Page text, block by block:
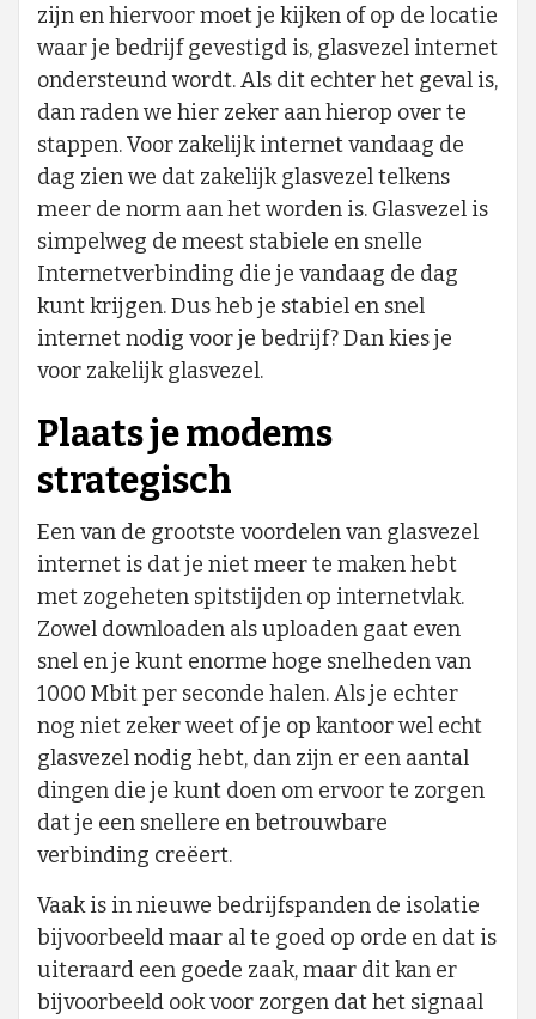
zijn en hiervoor moet je kijken of op de locatie
waar je bedrijf gevestigd is, glasvezel internet
ondersteund wordt. Als dit echter het geval is,
dan raden we hier zeker aan hierop over te
stappen. Voor zakelijk internet vandaag de
dag zien we dat zakelijk glasvezel telkens
meer de norm aan het worden is. Glasvezel is
simpelweg de meest stabiele en snelle
Internetverbinding die je vandaag de dag
kunt krijgen. Dus heb je stabiel en snel
internet nodig voor je bedrijf? Dan kies je
voor zakelijk glasvezel.
Plaats je modems
strategisch
Een van de grootste voordelen van glasvezel
internet is dat je niet meer te maken hebt
met zogeheten spitstijden op internetvlak.
Zowel downloaden als uploaden gaat even
snel en je kunt enorme hoge snelheden van
1000 Mbit per seconde halen. Als je echter
nog niet zeker weet of je op kantoor wel echt
glasvezel nodig hebt, dan zijn er een aantal
dingen die je kunt doen om ervoor te zorgen
dat je een snellere en betrouwbare
verbinding creëert.
Vaak is in nieuwe bedrijfspanden de isolatie
bijvoorbeeld maar al te goed op orde en dat is
uiteraard een goede zaak, maar dit kan er
bijvoorbeeld ook voor zorgen dat het signaal